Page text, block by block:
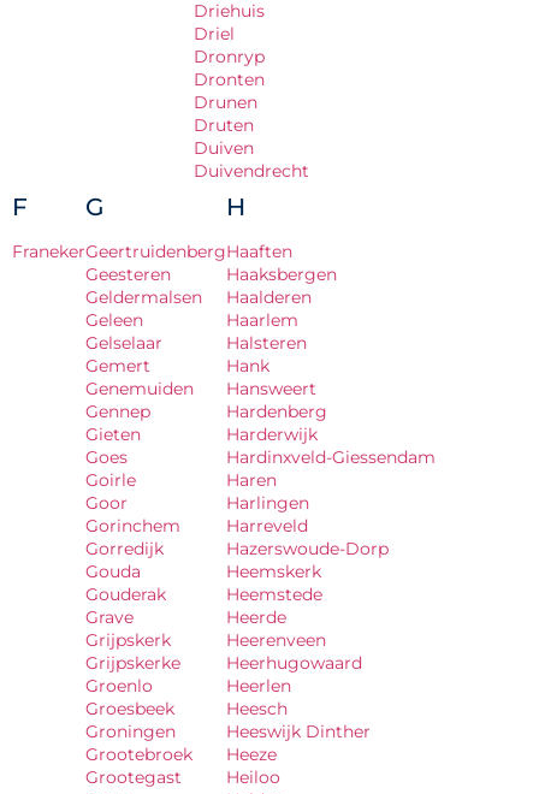
Driehuis
Driel
Dronryp
Dronten
Drunen
Druten
Duiven
Duivendrecht
F
Franeker
G
Geertruidenberg
Geesteren
Geldermalsen
Geleen
Gelselaar
Gemert
Genemuiden
Gennep
Gieten
Goes
Goirle
Goor
Gorinchem
Gorredijk
Gouda
Gouderak
Grave
Grijpskerk
Grijpskerke
Groenlo
Groesbeek
Groningen
Grootebroek
Grootegast
H
Haaften
Haaksbergen
Haalderen
Haarlem
Halsteren
Hank
Hansweert
Hardenberg
Harderwijk
Hardinxveld-Giessendam
Haren
Harlingen
Harreveld
Hazerswoude-Dorp
Heemskerk
Heemstede
Heerde
Heerenveen
Heerhugowaard
Heerlen
Heesch
Heeswijk Dinther
Heeze
Heiloo